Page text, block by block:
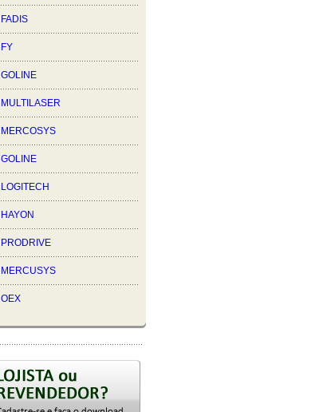
FADIS
FY
GOLINE
MULTILASER
MERCOSYS
GOLINE
LOGITECH
HAYON
PRODRIVE
MERCUSYS
OEX